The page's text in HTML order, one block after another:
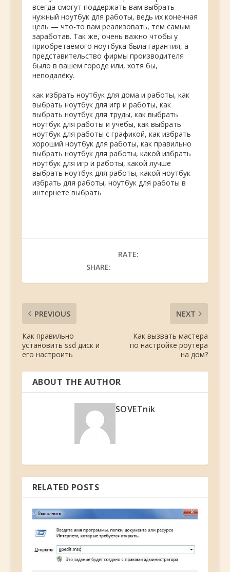
всегда смогут поддержать вам выбрать
нужный ноутбук для работы, ведь их конечная
цель — что-то вам реализовать, тем самым
заработав. Так же, очень важно чтобы у
приобретаемого ноутбука была гарантия, а
представительство фирмы производителя
было в вашем городе или, хотя бы,
неподалёку.
как избрать ноутбук для дома и работы, как
выбрать ноутбук для игр и работы, как
выбрать ноутбук для труды, как выбрать
ноутбук для работы и учебы, как выбрать
ноутбук для работы с графикой, как избрать
хороший ноутбук для работы, как правильно
выбрать ноутбук для работы, какой избрать
ноутбук для игр и работы, какой лучше
выбрать ноутбук для работы, какой ноутбук
избрать для работы, ноутбук для работы в
интернете выбрать
SHARE:
RATE:
PREVIOUS
Как правильно
установить ssd диск и
его настроить
NEXT
Как вызвать мастера
по настройке роутера
на дом?
ABOUT THE AUTHOR
SOVETnik
RELATED POSTS